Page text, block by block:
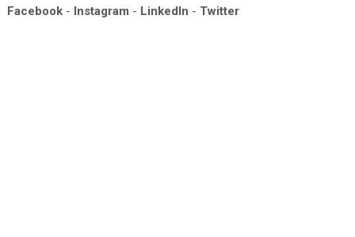
Facebook- Instagram - LinkedIn - Twitter